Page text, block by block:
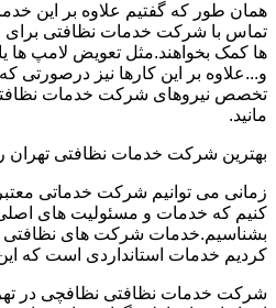
همان طور که گفتیم علاوه بر این
تماس با شرکت خدمات نظافتی برای
ها کمک بخواهند.مثل تعویض لامپ ها
و...علاوه بر این کارها نیز درصورتی
تخصص نیروهای شرکت خدمات
مانید.
بهترین شرکت خدمات نظافتی تهران
زمانی می توانیم شرکت خدماتی
کنیم که خدمات و مسئولیت های
بشناسیم.خدمات شرکت های نظافتی
کردیم خدمات استانداردی است که
شرکت خدمات نظافتی نظافچی در